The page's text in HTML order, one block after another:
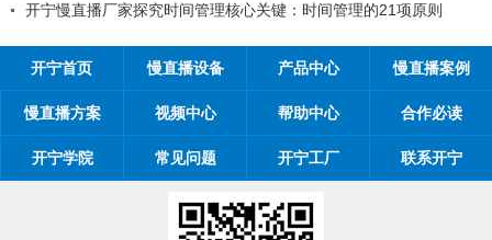
宁慢直播厂家探究时间管理核心关键：时间管理的21项原则
开宁首页 慢直播设备 产品中心 慢直播案例
慢直播方案 视频中心 帮助中心 合作必读
开宁学院 常见问题 开宁工厂 联系开宁